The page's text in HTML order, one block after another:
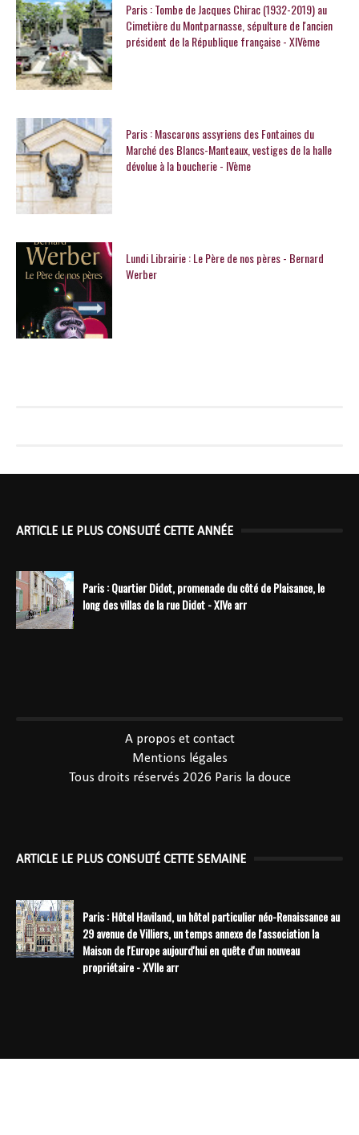
Paris : Tombe de Jacques Chirac (1932-2019) au
Cimetière du Montparnasse, sépulture de l'ancien
président de la République française - XIVème
Paris : Mascarons assyriens des Fontaines du
Marché des Blancs-Manteaux, vestiges de la halle
dévolue à la boucherie - IVème
Lundi Librairie : Le Père de nos pères - Bernard
Werber
ARTICLE LE PLUS CONSULTÉ CETTE ANNÉE
Paris : Quartier Didot, promenade du côté de Plaisance, le
long des villas de la rue Didot - XIVe arr
A propos et contact
Mentions légales
Tous droits réservés 2026 Paris la douce
ARTICLE LE PLUS CONSULTÉ CETTE SEMAINE
Paris : Hôtel Haviland, un hôtel particulier néo-Renaissance au
29 avenue de Villiers, un temps annexe de l'association la
Maison de l'Europe aujourd'hui en quête d'un nouveau
propriétaire - XVIIe arr